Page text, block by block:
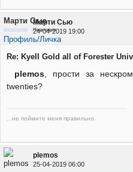
Марти Сью
24-04-2019 19:00
Марти Сью
Неактивен
Профиль/Личка
Re: Kyell Gold all of Forester
plemos, прости за
twenties?
...не поймите меня правильно.
plemos
25-04-2019 06:00